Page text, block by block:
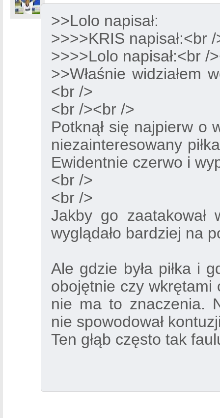
>>Lolo napisał:
>>>>KRIS napisał:<br /
>>>>Lolo napisał:<br /
>>Właśnie widziałem
<br />
<br /><br />
Potknął się najpierw o
niezainteresowany
Ewidentnie czerwo i
<br />
<br />
Jakby go
wyglądało bardziej na
Ale gdzie była piłka i
obojętnie czy
nie ma to znaczenia.
nie spowodował
Ten głąb często tak